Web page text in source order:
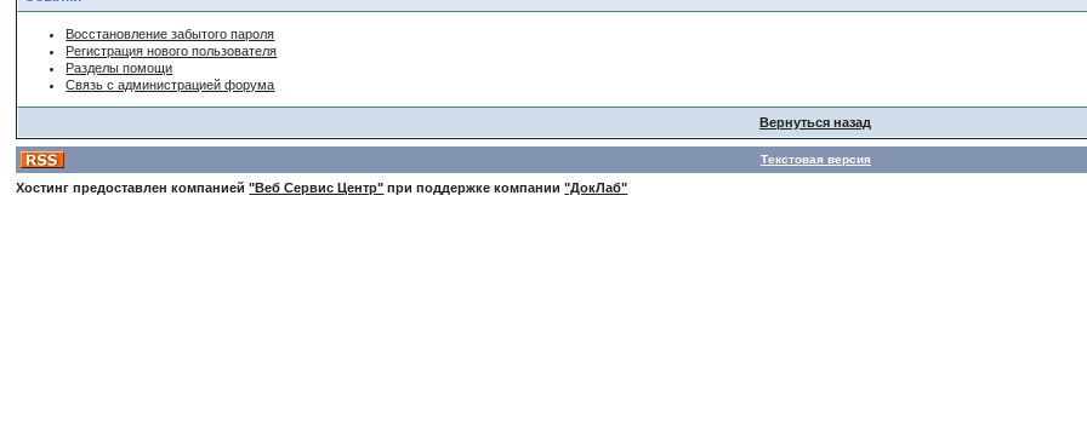
Восстановление забытого пароля
Регистрация нового пользователя
Разделы помощи
Связь с администрацией форума
Вернуться назад
Текстовая версия
Хостинг предоставлен компанией"Веб Сервис Центр" при поддержке компании"ДокЛаб"